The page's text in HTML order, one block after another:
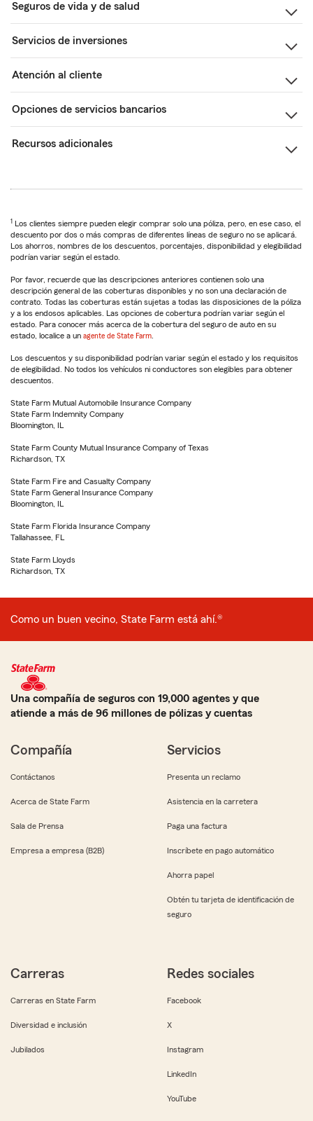
Seguros de vida y de salud
Servicios de inversiones
Atención al cliente
Opciones de servicios bancarios
Recursos adicionales
1 Los clientes siempre pueden elegir comprar solo una póliza, pero, en ese caso, el
descuento por dos o más compras de diferentes líneas de seguro no se aplicará.
Los ahorros, nombres de los descuentos, porcentajes, disponibilidad y elegibilidad
podrían variar según el estado.
Por favor, recuerde que las descripciones anteriores contienen solo una
descripción general de las coberturas disponibles y no son una declaración de
contrato. Todas las coberturas están sujetas a todas las disposiciones de la póliza
y a los endosos aplicables. Las opciones de cobertura podrían variar según el
estado. Para conocer más acerca de la cobertura del seguro de auto en su
estado, localice a un agente de State Farm
Los descuentos y su disponibilidad podrían variar según el estado y los requisitos
de elegibilidad. No todos los vehículos ni conductores son elegibles para obtener
descuentos.
State Farm Mutual Automobile Insurance Company
State Farm Indemnity Company
Bloomington, IL
State Farm County Mutual Insurance Company of Texas
Richardson, TX
State Farm Fire and Casualty Company
State Farm General Insurance Company
Bloomington, IL
State Farm Florida Insurance Company
Tallahassee, FL
State Farm Lloyds
Richardson, TX
Como un buen vecino, State Farm está ahí.®
Una compañía de seguros con 19,000 agentes y que
atiende a más de 96 millones de pólizas y cuentas
Compañía
Contáctanos
Acerca de State Farm
Sala de Prensa
Empresa a empresa (B2B)
Servicios
Presenta un reclamo
Asistencia en la carretera
Paga una factura
Inscríbete en pago automático
Ahorra papel
Obtén tu tarjeta de identificación de
seguro
Carreras
Carreras en State Farm
Diversidad e inclusión
Jubilados
Redes sociales
Facebook
X
Instagram
LinkedIn
YouTube